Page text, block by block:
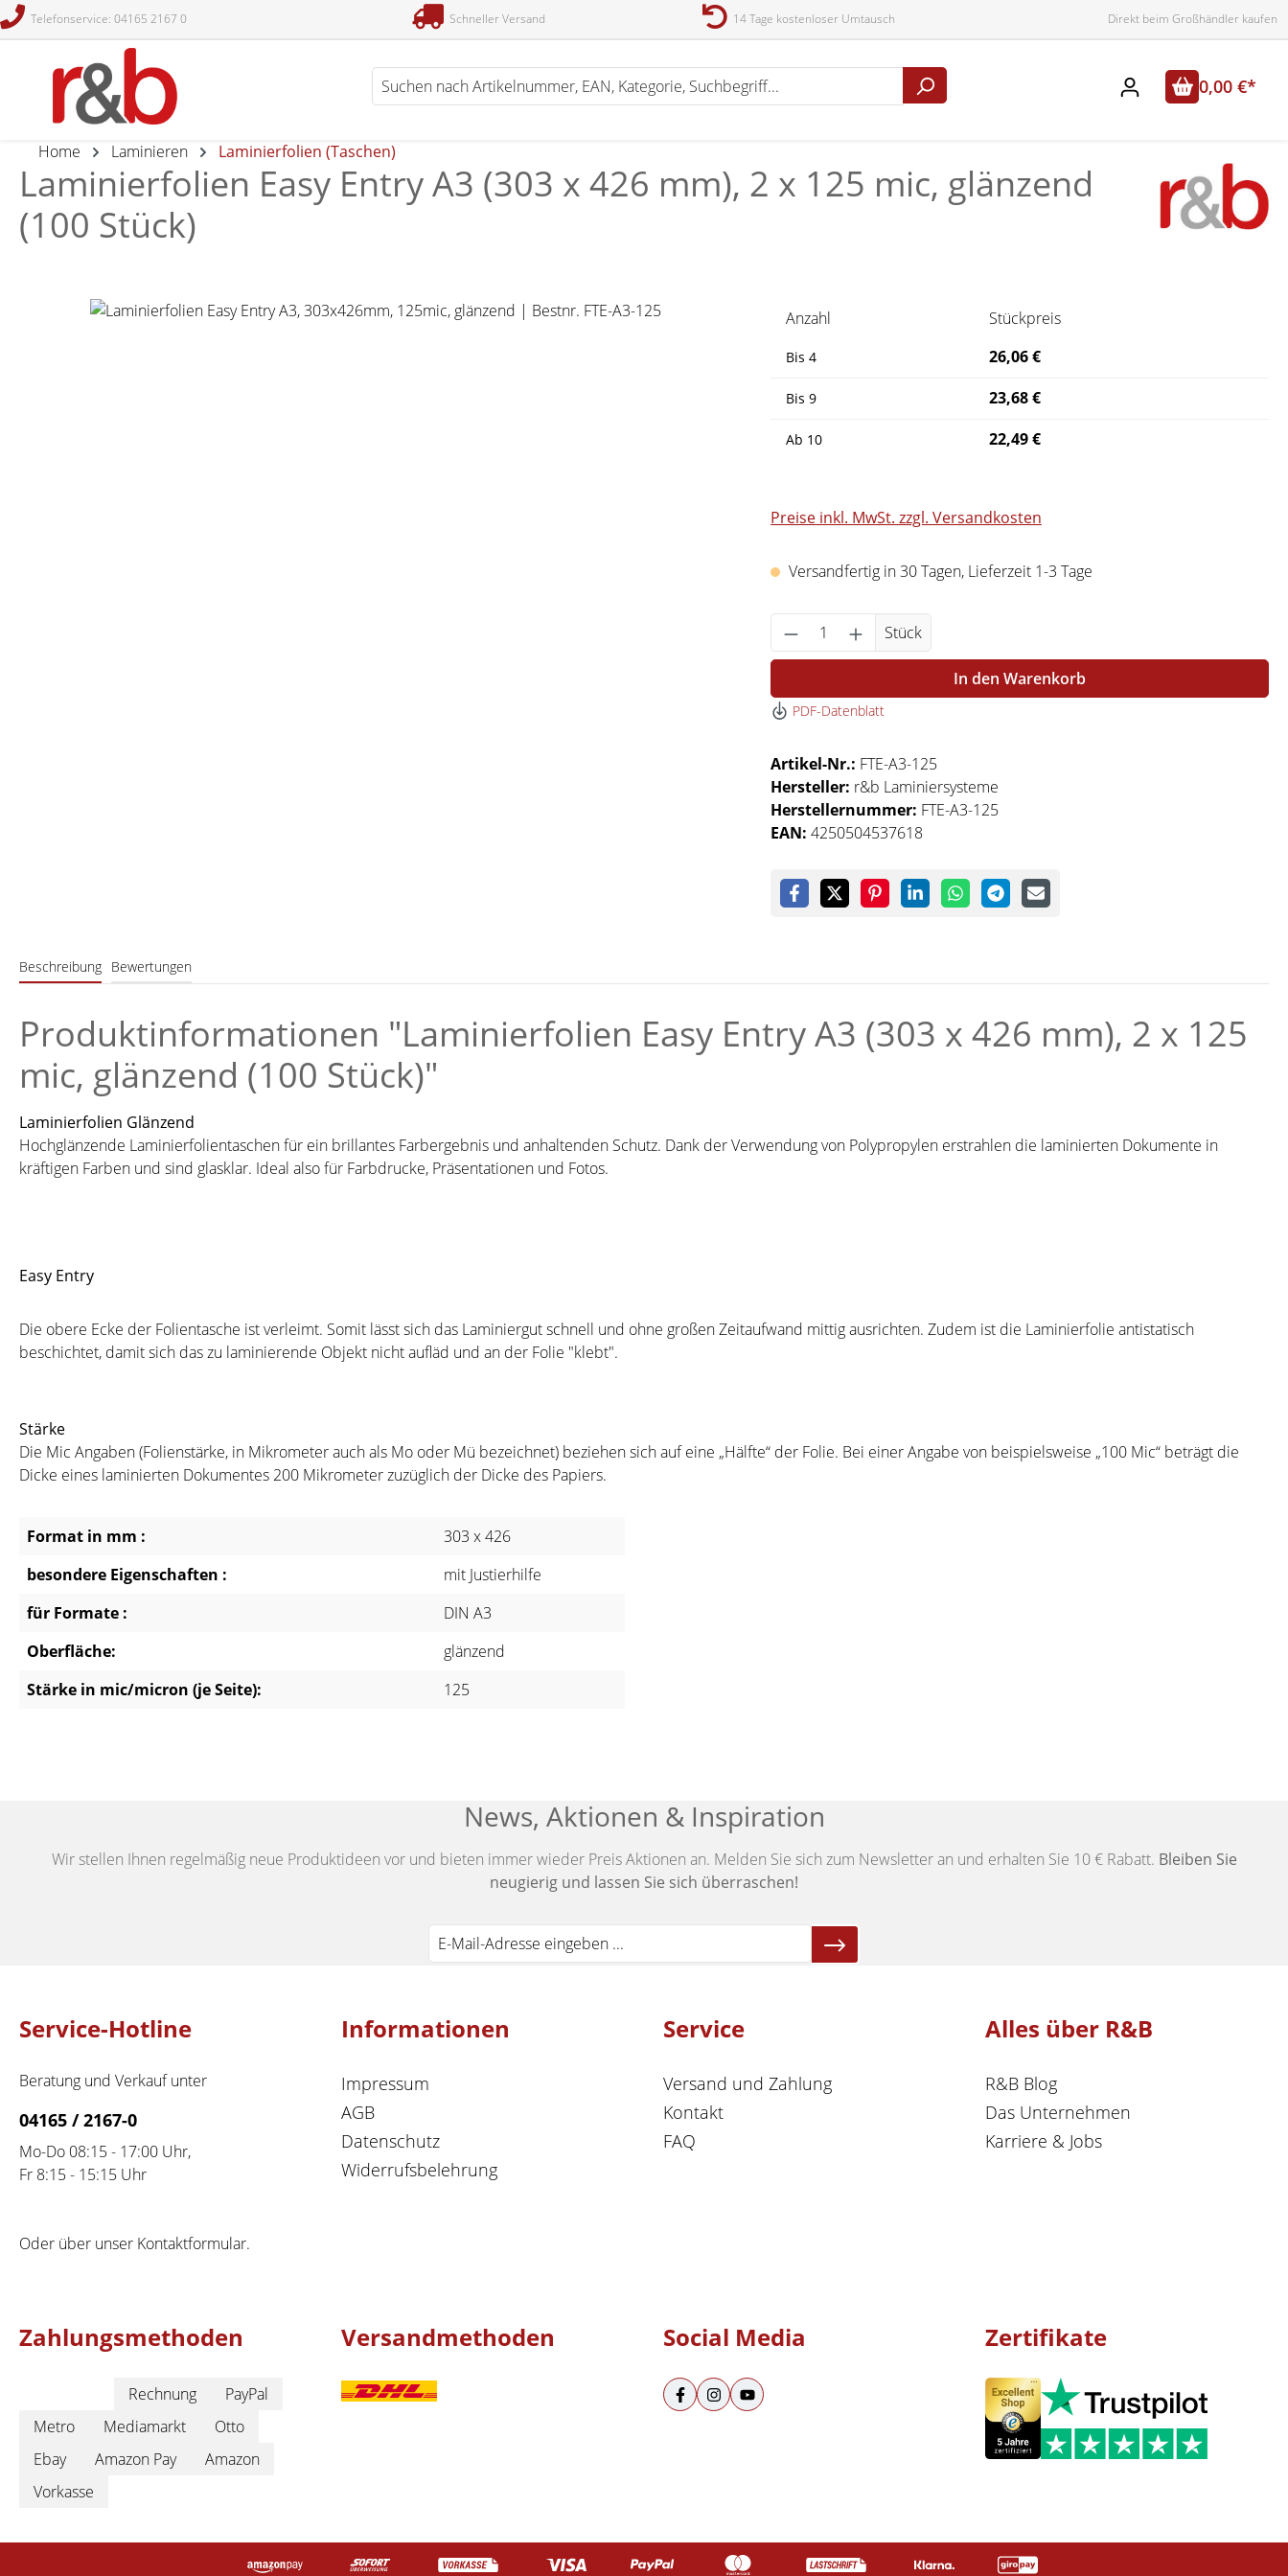
Zur Suche springen
Telefonservice: 04165 2167 0 Schneller Versand 14 Tage kostenloser Umtausch Direkt beim Großhändler kaufen
0,00 €*
Home Laminieren Laminierfolien (Taschen)
Laminierfolien Easy Entry A3 (303 x 426 mm), 2 x 125 mic, glänzend
(100 Stück)
Bildergalerie überspringen Anzahl Stückpreis
Bis 4 26,06 €
Bis 9 23,68 €
Ab 10 22,49 €
Preise inkl. MwSt. zzgl. Versandkosten
Versandfertig in 30 Tagen, Lieferzeit 1-3 Tage
Produkt Anzahl: Gib den gewünschten Wert ein
Stück
In den Warenkorb
PDF-Datenblatt
Artikel-Nr.: FTE-A3-125
Hersteller: r&b Laminiersysteme
Herstellernummer: FTE-A3-125
EAN: 4250504537618
Beschreibung Bewertungen
Produktinformationen "Laminierfolien Easy Entry A3 (303 x 426 mm), 2 x 125
mic, glänzend (100 Stück)"
Laminierfolien Glänzend
Hochglänzende Laminierfolientaschen für ein brillantes Farbergebnis und anhaltenden Schutz. Dank der Verwendung von Polypropylen erstrahlen die laminierten Dokumente in
kräftigen Farben und sind glasklar. Ideal also für Farbdrucke, Präsentationen und Fotos.
Easy Entry
Die obere Ecke der Folientasche ist verleimt. Somit lässt sich das Laminiergut schnell und ohne großen Zeitaufwand mittig ausrichten. Zudem ist die Laminierfolie antistatisch
beschichtet, damit sich das zu laminierende Objekt nicht aufläd und an der Folie "klebt".
Stärke
Die Mic Angaben (Folienstärke, in Mikrometer auch als Mo oder Mü bezeichnet) beziehen sich auf eine „Hälfte“ der Folie. Bei einer Angabe von beispielsweise „100 Mic“ beträgt die
Dicke eines laminierten Dokumentes 200 Mikrometer zuzüglich der Dicke des Papiers.
Format in mm :
303 x 426
besondere Eigenschaften :
mit Justierhilfe
für Formate :
DIN A3
Oberfläche:
glänzend
Stärke in mic/micron (je Seite):
125
News, Aktionen & Inspiration
Wir stellen Ihnen regelmäßig neue Produktideen vor und bieten immer wieder Preis Aktionen an. Melden Sie sich zum Newsletter an und erhalten Sie 10 € Rabatt. Bleiben Sie
neugierig und lassen Sie sich überraschen!
Service-Hotline
Beratung und Verkauf unter
04165 / 2167-0
Mo-Do 08:15 - 17:00 Uhr,
Fr 8:15 - 15:15 Uhr
Oder über unser Kontaktformular.
Informationen
Impressum
AGB
Datenschutz
Widerrufsbelehrung
Service
Versand und Zahlung
Kontakt
FAQ
Alles über R&B
R&B Blog
Das Unternehmen
Karriere & Jobs
Zahlungsmethoden
Rechnung
PayPal
Metro
Mediamarkt
Otto
Ebay
Amazon Pay
Amazon
Vorkasse
Versandmethoden Social Media Zertifikate